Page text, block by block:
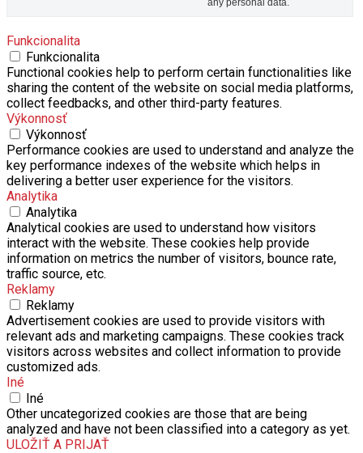
Funkcionalita
Funkcionalita
Functional cookies help to perform certain functionalities like
sharing the content of the website on social media platforms,
collect feedbacks, and other third-party features.
Výkonnosť
Výkonnosť
Performance cookies are used to understand and analyze the
key performance indexes of the website which helps in
delivering a better user experience for the visitors.
Analytika
Analytika
Analytical cookies are used to understand how visitors
interact with the website. These cookies help provide
information on metrics the number of visitors, bounce rate,
traffic source, etc.
Reklamy
Reklamy
Advertisement cookies are used to provide visitors with
relevant ads and marketing campaigns. These cookies track
visitors across websites and collect information to provide
customized ads.
Iné
Iné
Other uncategorized cookies are those that are being
analyzed and have not been classified into a category as yet.
ULOŽIŤ A PRIJAŤ